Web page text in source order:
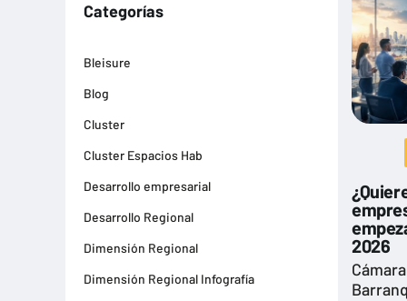
Categorías
Bleisure
Blog
Cluster
Cluster Espacios Hab
Desarrollo empresarial
Desarrollo Regional
Dimensión Regional
Dimensión Regional Infografía
2026